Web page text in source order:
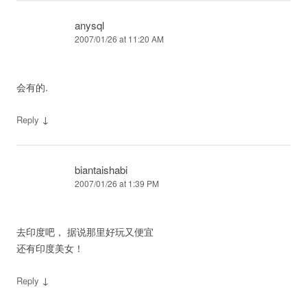
anysql
2007/01/26 at 11:20 AM
会有的.
Reply ↓
biantaishabi
2007/01/26 at 1:39 PM
去印度吧， 据说那里好玩又便宜
还有印度美女！
Reply ↓